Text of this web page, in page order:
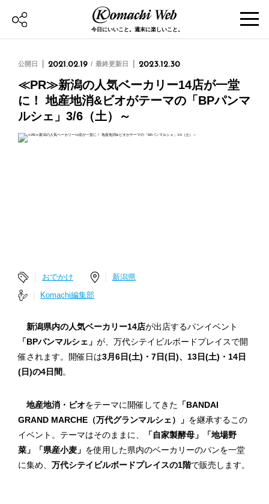
今日にいいこと。週末に楽しいこと。
公開日 2021.02.19 最終更新日 2023.12.30
≪PR≫新潟の人気ベーカリー14店が一堂
に！ 地産地消&ビオがテーマの「BPパンマ
ルシェ」3/6（土）～
おでかけ
新潟県
Komachi編集部
新潟県内の人気ベーカリー14店が出店するパンイベント
「BPパンマルシェ」 が、万代シテイビルボードプレイスで開
催されます。開催日は3月6日(土)・7日(日)、13日(土)・14日
(日)の4日間 。
地産地消・ビオをテーマに開催してきた 「BANDAI
GRAND MARCHE（万代グランマルシェ）」 を継承するこの
イベント。テーマはそのままに、
「自家製酵母」「地場野
菜」「県産小麦」 を使用した県内のベーカリーのパンを一堂
に集め、 万代シテイビルボードプレイスの1階で販売します。